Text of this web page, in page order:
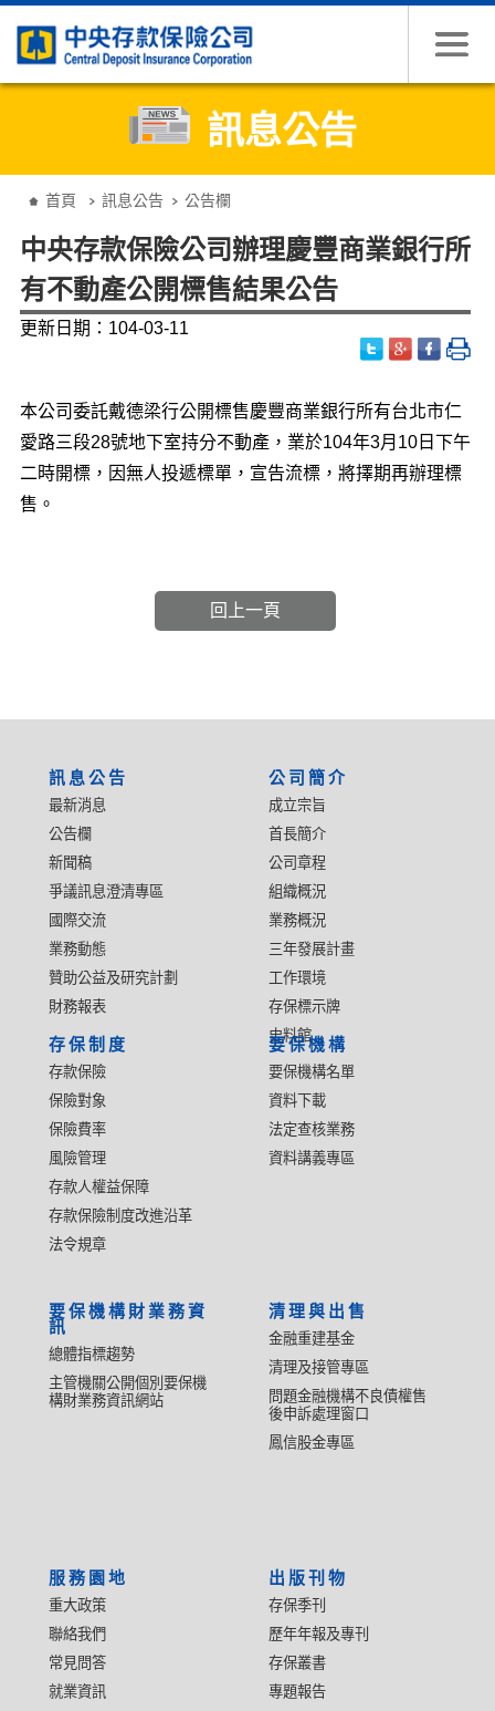
訊息公告
首頁 訊息公告 公告欄
中央存款保險公司辦理慶豐商業銀行所
有不動產公開標售結果公告
更新日期：104-03-11
本公司委託戴德梁行公開標售慶豐商業銀行所有台北市仁
愛路三段28號地下室持分不動產，業於104年3月10日下午
二時開標，因無人投遞標單，宣告流標，將擇期再辦理標
售。
回上一頁
訊息公告
最新消息
公告欄
新聞稿
爭議訊息澄清專區
國際交流
業務動態
贊助公益及研究計劃
財務報表
公司簡介
成立宗旨
首長簡介
公司章程
組織概況
業務概況
三年發展計畫
工作環境
存保標示牌
史料館
存保制度
存款保險
保險對象
保險費率
風險管理
存款人權益保障
存款保險制度改進沿革
法令規章
要保機構
要保機構名單
資料下載
法定查核業務
資料講義專區
要保機構財業務資
訊
總體指標趨勢
主管機關公開個別要保機
構財業務資訊網站
清理與出售
金融重建基金
清理及接管專區
問題金融機構不良債權售
後申訴處理窗口
鳳信股金專區
服務園地
重大政策
聯絡我們
常見問答
就業資訊
出版刊物
存保季刊
歷年年報及專刊
存保叢書
專題報告